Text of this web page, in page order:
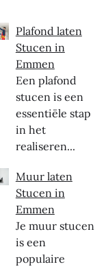
Plafond laten
Stucen in
Emmen
Een plafond
stucen is een
essentiële stap
in het
realiseren...
Muur laten
Stucen in
Emmen
Je muur stucen
is een
populaire